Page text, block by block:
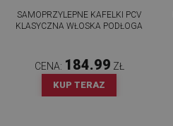
SAMOPRZYLEPNE KAFELKI PCV
KLASYCZNA WŁOSKA PODŁOGA
CENA: 184.99 ZŁ
KUP TERAZ